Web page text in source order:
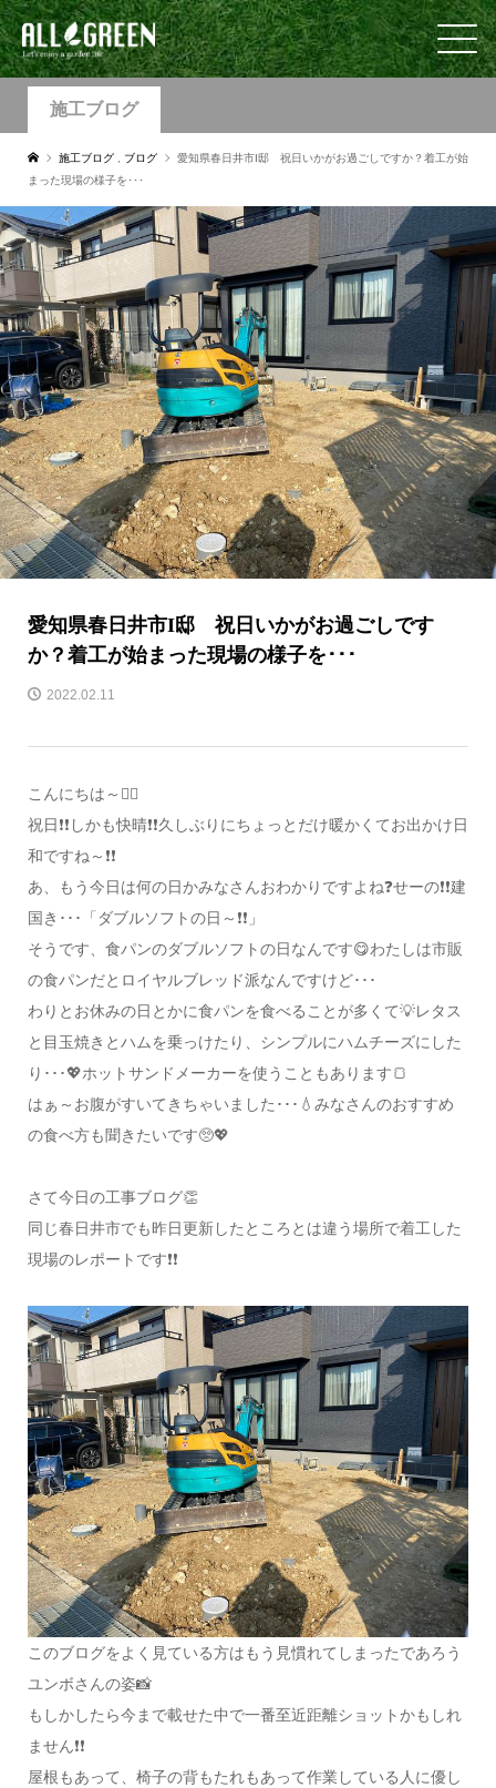
施工ブログ
施工ブログ ブログ
愛知県春日井市I邸 祝日いかがお過ごしですか？着工が始
まった現場の様子を･･･
愛知県春日井市I邸 祝日いかがお過ごしです
か？着工が始まった現場の様子を･･･
2022.02.11
こんにちは～🙋‍♀️
祝日❗❗しかも快晴❗❗久しぶりにちょっとだけ暖かくてお出かけ日
和ですね～❗❗
あ、もう今日は何の日かみなさんおわかりですよね❓せーの❗❗建
国き･･･「ダブルソフトの日～❗❗」
そうです、食パンのダブルソフトの日なんです😋わたしは市販
の食パンだとロイヤルブレッド派なんですけど･･･
わりとお休みの日とかに食パンを食べることが多くて💡レタス
と目玉焼きとハムを乗っけたり、シンプルにハムチーズにした
り･･･💖ホットサンドメーカーを使うこともあります🍞
はぁ～お腹がすいてきちゃいました･･･💧みなさんのおすすめ
の食べ方も聞きたいです🥺💖
さて今日の工事ブログ👏
同じ春日井市でも昨日更新したところとは違う場所で着工した
現場のレポートです❗❗
このブログをよく見ている方はもう見慣れてしまったであろう
ユンボさんの姿📸
もしかしたら今まで載せた中で一番至近距離ショットかもしれ
ません❗❗
屋根もあって、椅子の背もたれもあって作業している人に優し